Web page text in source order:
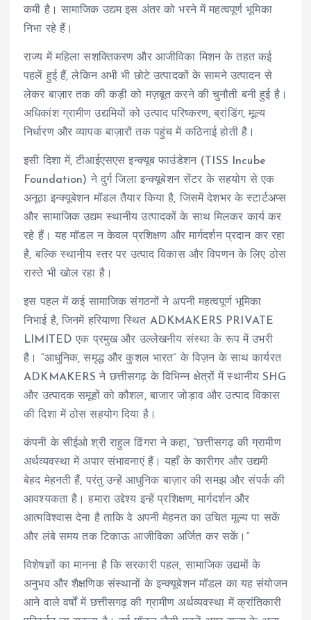
कमी है। सामाजिक उद्यम इस अंतर को भरने में महत्वपूर्ण भूमिका
निभा रहे हैं।
राज्य में महिला सशक्तिकरण और आजीविका मिशन के तहत कई
पहलें हुई हैं, लेकिन अभी भी छोटे उत्पादकों के सामने उत्पादन से
लेकर बाज़ार तक की कड़ी को मज़बूत करने की चुनौती बनी हुई है।
अधिकांश ग्रामीण उद्यमियों को उत्पाद परिष्करण, ब्रांडिंग, मूल्य
निर्धारण और व्यापक बाज़ारों तक पहुंच में कठिनाई होती है।
इसी दिशा में, टीआईएसएस इन्क्यूब फाउंडेशन (TISS Incube
Foundation) ने दुर्ग जिला इन्क्यूबेशन सेंटर के सहयोग से एक
अनूठा इन्क्यूबेशन मॉडल तैयार किया है, जिसमें देशभर के स्टार्टअप्स
और सामाजिक उद्यम स्थानीय उत्पादकों के साथ मिलकर कार्य कर
रहे हैं। यह मॉडल न केवल प्रशिक्षण और मार्गदर्शन प्रदान कर रहा
है, बल्कि स्थानीय स्तर पर उत्पाद विकास और विपणन के लिए ठोस
रास्ते भी खोल रहा है।
इस पहल में कई सामाजिक संगठनों ने अपनी महत्वपूर्ण भूमिका
निभाई है, जिनमें हरियाणा स्थित ADKMAKERS PRIVATE
LIMITED एक प्रमुख और उल्लेखनीय संस्था के रूप में उभरी
है। “आधुनिक, समृद्ध और कुशल भारत” के विज़न के साथ कार्यरत
ADKMAKERS ने छत्तीसगढ़ के विभिन्न क्षेत्रों में स्थानीय SHG
और उत्पादक समूहों को कौशल, बाजार जोड़ाव और उत्पाद विकास
की दिशा में ठोस सहयोग दिया है।
कंपनी के सीईओ श्री राहुल ढिंगरा ने कहा, “छत्तीसगढ़ की ग्रामीण
अर्थव्यवस्था में अपार संभावनाएं हैं। यहाँ के कारीगर और उद्यमी
बेहद मेहनती हैं, परंतु उन्हें आधुनिक बाज़ार की समझ और संपर्क की
आवश्यकता है। हमारा उद्देश्य इन्हें प्रशिक्षण, मार्गदर्शन और
आत्मविश्वास देना है ताकि वे अपनी मेहनत का उचित मूल्य पा सकें
और लंबे समय तक टिकाऊ आजीविका अर्जित कर सकें।”
विशेषज्ञों का मानना है कि सरकारी पहल, सामाजिक उद्यमों के
अनुभव और शैक्षणिक संस्थानों के इन्क्यूबेशन मॉडल का यह संयोजन
आने वाले वर्षों में छत्तीसगढ़ की ग्रामीण अर्थव्यवस्था में क्रांतिकारी